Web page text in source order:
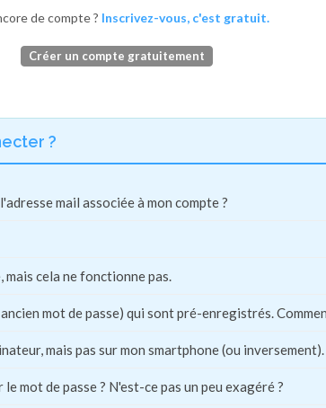
de compte ? Inscrivez-vous, c'est gratuit.
Créer un compte gratuitement
?
mail associée à mon compte ?
mais cela ne fonctionne pas.
mot de passe) qui sont pré-enregistrés.
mais pas sur mon smartphone (ou inversement).
mot de passe ? N'est-ce pas un peu exagéré ?